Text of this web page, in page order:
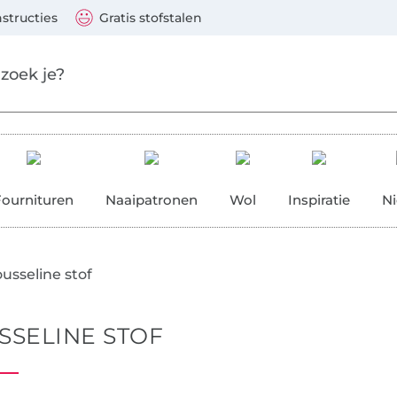
Gratis stofstalen
Naaipatronen Wol Inspiratie
stof
STOF
Mastercard, PayPal, iDeal, Vooruitbetaling via